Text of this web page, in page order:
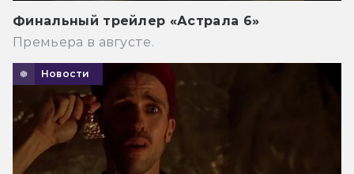
Финальный трейлер «Астрала 6»
Премьера в августе.
Новости